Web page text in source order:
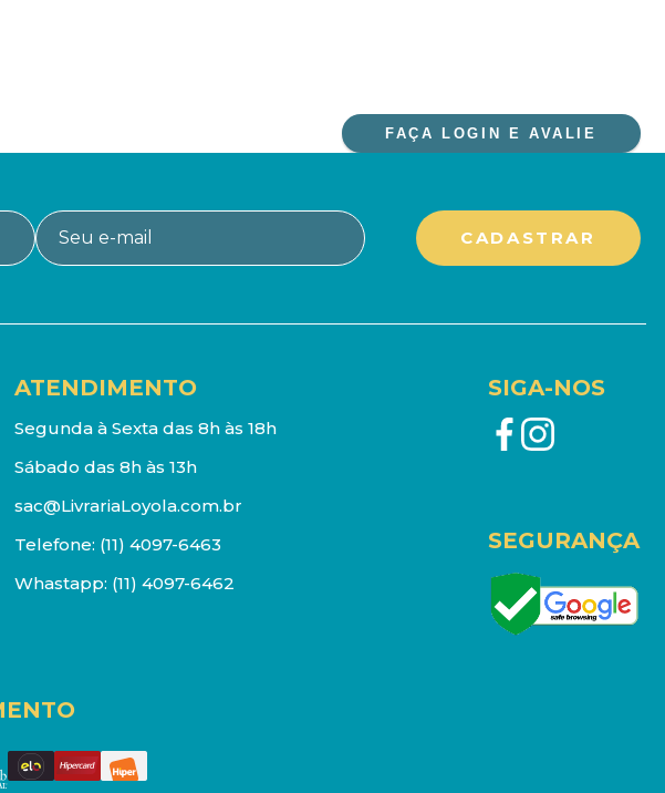
FAÇA LOGIN E AVALIE
ATENDIMENTO
Segunda à Sexta das 8h às 18h
Sábado das 8h às 13h
sac@LivrariaLoyola.com.br
Telefone: (11) 4097-6463
Whastapp: (11) 4097-6462
SIGA-NOS
SEGURANÇA